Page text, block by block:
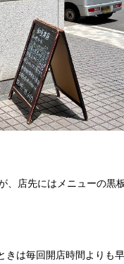
、店先にはメニューの黒
は毎回開店時間よりも